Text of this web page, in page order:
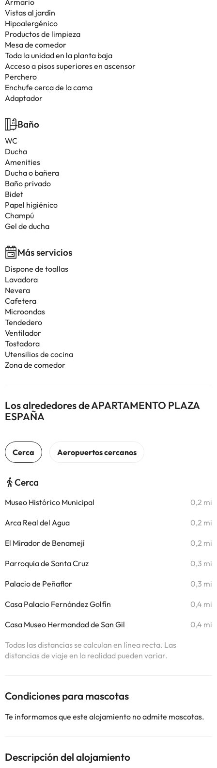
Armario
Vistas al jardín
Hipoalergénico
Productos de limpieza
Mesa de comedor
Toda la unidad en la planta baja
Acceso a pisos superiores en ascensor
Perchero
Enchufe cerca de la cama
Adaptador
Baño
WC
Ducha
Amenities
Ducha o bañera
Baño privado
Bidet
Papel higiénico
Champú
Gel de ducha
Más servicios
Dispone de toallas
Lavadora
Nevera
Cafetera
Microondas
Tendedero
Ventilador
Tostadora
Utensilios de cocina
Zona de comedor
Los alrededores de APARTAMENTO PLAZA
ESPAÑA
Cerca
Museo Histórico Municipal 0,2 mi
Arca Real del Agua 0,2 mi
El Mirador de Benamejí 0,2 mi
Parroquia de Santa Cruz 0,3 mi
Palacio de Peñaflor 0,3 mi
Casa Palacio Fernández Golfín 0,4 mi
Casa Museo Hermandad de San Gil 0,4 mi
Todas las distancias se calculan en línea recta. Las
distancias de viaje en la realidad pueden variar.
Condiciones para mascotas
Te informamos que este alojamiento no admite mascotas.
Descripción del alojamiento